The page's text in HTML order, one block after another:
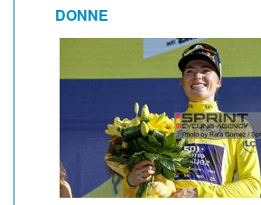
DONNE